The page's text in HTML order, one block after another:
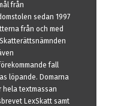
från
sedan 1997
från och med
fall
löpande. Domarna
hela textmassan
LexSkatt samt